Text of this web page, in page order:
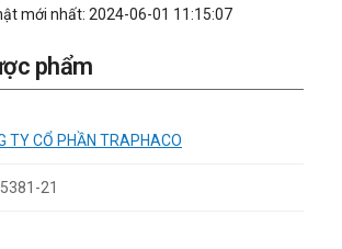
mới nhất: 2024-06-01 11:15:07
phẩm
TY CỔ PHẦN TRAPHACO
21